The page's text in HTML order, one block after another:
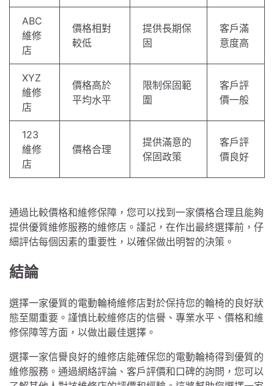
ABC
維修
店
價格相對
較低
提供長期保
固
客戶滿
意度高
XYZ
維修
店
價格高於
平均水平
限制保固範
圍
客戶評
價一般
123
維修
店
價格合理
提供滿意的
保固政策
客戶評
價良好
通過比較價格和維修保障，您可以找到一家價格合理且能夠
提供優質維修服務的維修店。謹記，在作出最終選擇前，仔
細評估每個因素的重要性，以確保做出明智的決策。
結論
選擇一家優質的電動輪椅維修店對於保持您的輪椅的良好狀
態至關重要。謹慎比較維修店的信譽、專業水平、價格和維
修保障等方面，以做出最佳選擇。
選擇一家信譽良好的維修店能確保您的電動輪椅得到優質的
維修服務。通過網絡評論、客戶評價和口碑的詢問，您可以